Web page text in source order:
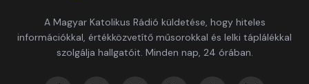
A Magyar Katolikus Rádió küldetése, hogy hiteles
információkkal, értékközvetítő műsorokkal és lelki táplálékkal
szolgálja hallgatóit. Minden nap, 24 órában.